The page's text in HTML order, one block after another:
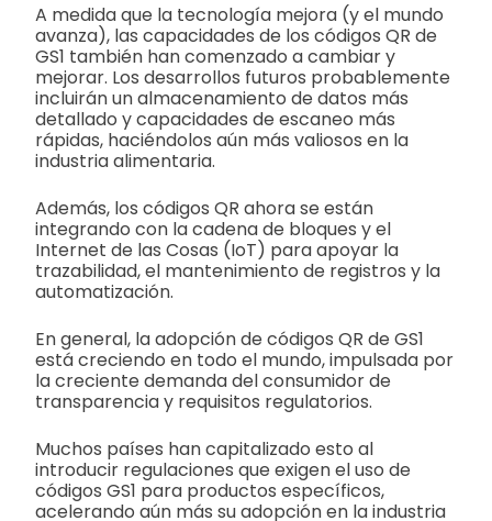
A medida que la tecnología mejora (y el mundo
avanza), las capacidades de los códigos QR de
GS1 también han comenzado a cambiar y
mejorar. Los desarrollos futuros probablemente
incluirán un almacenamiento de datos más
detallado y capacidades de escaneo más
rápidas, haciéndolos aún más valiosos en la
industria alimentaria.
Además, los códigos QR ahora se están
integrando con la cadena de bloques y el
Internet de las Cosas (IoT) para apoyar la
trazabilidad, el mantenimiento de registros y la
automatización.
En general, la adopción de códigos QR de GS1
está creciendo en todo el mundo, impulsada por
la creciente demanda del consumidor de
transparencia y requisitos regulatorios.
Muchos países han capitalizado esto al
introducir regulaciones que exigen el uso de
códigos GS1 para productos específicos,
acelerando aún más su adopción en la industria